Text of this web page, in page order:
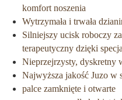
komfort noszenia
Wytrzymała i trwała
Silniejszy ucisk roboczy
terapeutyczny dzięki
Nieprzejrzysty, dyskretny
Najwyższa jakość Juzo w
palce zamknięte i otwarte